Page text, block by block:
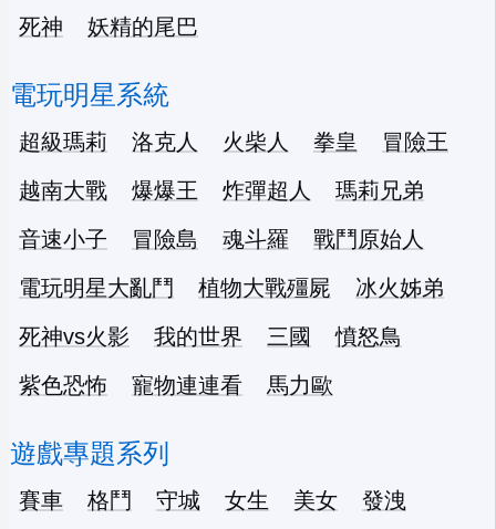
死神
妖精的尾巴
電玩明星系統
超級瑪莉 洛克人 火柴人 拳皇
冒險王
越南大戰
爆爆王 炸彈超人
瑪莉兄弟
音速小子
冒險島 魂斗羅
戰鬥原始人
電玩明星大亂鬥
植物大戰殭屍
冰火姊弟
死神vs火影
我的世界 三國
憤怒鳥
紫色恐怖
寵物連連看 馬力歐
遊戲專題系列
賽車 格鬥 守城 女生 美女
發洩